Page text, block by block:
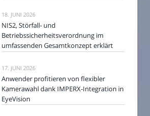
18. JUNI 2026
NIS2, Störfall- und
Betriebssicherheitsverordnung im
umfassenden Gesamtkonzept erklärt
17. JUNI 2026
Anwender profitieren von flexibler
Kamerawahl dank IMPERX-Integration in
EyeVision